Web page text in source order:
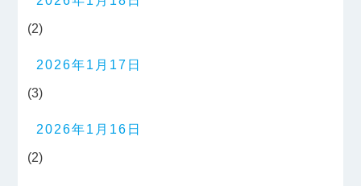
(2)
2026年1月17日
(3)
2026年1月16日
(2)